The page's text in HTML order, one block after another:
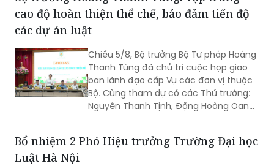
cao độ hoàn thiện thể chế, bảo đảm tiến độ
các dự án luật
Chiều 5/8, Bộ trưởng Bộ Tư pháp Hoàng
Thanh Tùng đã chủ trì cuộc họp giao
ban lãnh đạo cấp Vụ các đơn vị thuộc
Bộ. Cùng tham dự có các Thứ trưởng:
Nguyễn Thanh Tịnh, Đặng Hoàng Oanh,
Bổ nhiệm 2 Phó Hiệu trưởng Trường Đại học
Luật Hà Nội